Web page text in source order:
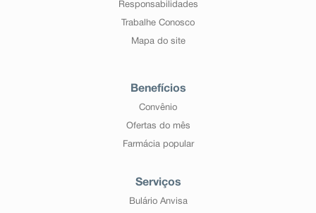
Responsabilidades
Trabalhe Conosco
Mapa do site
Benefícios
Convênio
Ofertas do mês
Farmácia popular
Serviços
Bulário Anvisa